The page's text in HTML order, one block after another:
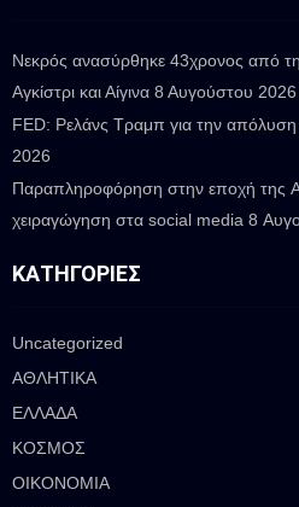
Νεκρός ανασύρθηκε 43χρονος από
Αγκίστρι και Αίγινα 8 Αυγούστου 2026
FED: Ρελάνς Τραμπ για την απόλυση
2026
Παραπληροφόρηση στην εποχή της
χειραγώγηση στα social media 8
ΚΑΤΗΓΟΡΊΕΣ
Uncategorized
ΑΘΛΗΤΙΚΑ
ΕΛΛΑΔΑ
ΚΟΣΜΟΣ
ΟΙΚΟΝΟΜΙΑ